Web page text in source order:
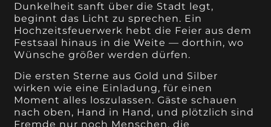
Dunkelheit sanft über die Stadt legt,
beginnt das Licht zu sprechen. Ein
Hochzeitsfeuerwerk hebt die Feier aus dem
Festsaal hinaus in die Weite — dorthin, wo
Wünsche größer werden dürfen.
Die ersten Sterne aus Gold und Silber
wirken wie eine Einladung, für einen
Moment alles loszulassen. Gäste schauen
nach oben, Hand in Hand, und plötzlich sind
Fremde nur noch Menschen, die